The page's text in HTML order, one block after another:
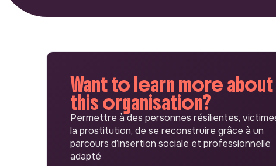
Want to learn more about
this organisation?
Permettre à des personnes résilientes,
la prostitution, de se reconstruire grâce à un
parcours d’insertion sociale et professionnelle
adapté